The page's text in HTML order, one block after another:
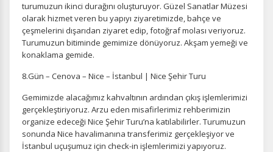
Tercihleri Kaydet
turumuzun ikinci durağını oluşturuyor. Güzel Sanatlar Müzesi
olarak hizmet veren bu yapıyı ziyaretimizde, bahçe ve
çeşmelerini dışarıdan ziyaret edip, fotoğraf molası veriyoruz.
Turumuzun bitiminde gemimize dönüyoruz. Akşam yemeği ve
konaklama gemide.
8.Gün – Cenova – Nice – İstanbul | Nice Şehir Turu
Gemimizde alacağımız kahvaltının ardından çıkış işlemlerimizi
gerçekleştiriyoruz. Arzu eden misafirlerimiz rehberimizin
organize edeceği Nice Şehir Turu’na katılabilirler. Turumuzun
sonunda Nice havalimanına transferimiz gerçekleşiyor ve
İstanbul uçuşumuz için check-in işlemlerimizi yapıyoruz.